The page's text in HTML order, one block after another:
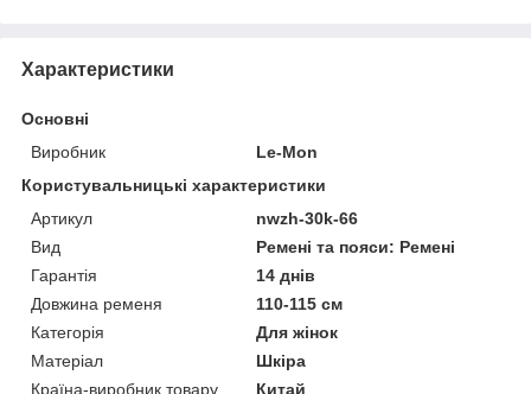
Характеристики
Основні
Виробник
Le-Mon
Користувальницькі характеристики
Артикул
nwzh-30k-66
Вид
Ремені та пояси: Ремені
Гарантія
14 днів
Довжина ременя
110-115 см
Категорія
Для жінок
Матеріал
Шкіра
Країна-виробник товару
Китай